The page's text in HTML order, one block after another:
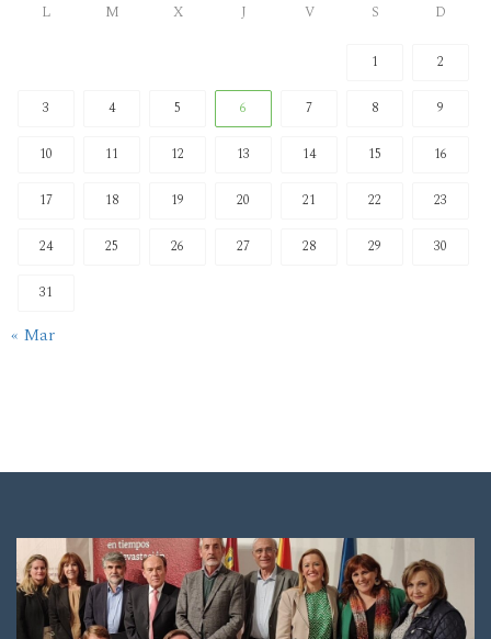
L M X J V S D
1 2
3 4 5 6 7 8 9
10 11 12 13 14 15 16
17 18 19 20 21 22 23
24 25 26 27 28 29 30
31
« Mar